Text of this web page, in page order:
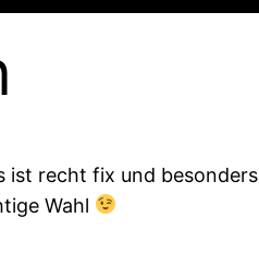
ist recht fix und
Wahl